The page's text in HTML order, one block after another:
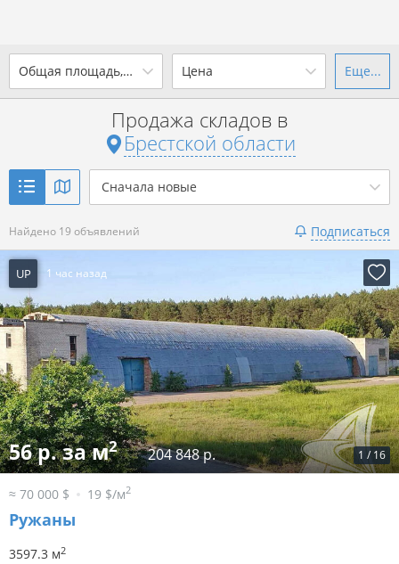
Общая площадь, м
до
Показать 19 объявлений
Цена
от до
р. за м
Показать 19 объявлений
Еще...
Продажа складов в
Брестской области
Сначала новые
Найдено 19 объявлений Подписаться
UP 1 час назад
1 / 16
56 р. за м2 204 848 р.
≈ 70 000 $ 19 $/м2
Ружаны
3597.3 м2
Ваш город -state Брестская
Да Выбрать город